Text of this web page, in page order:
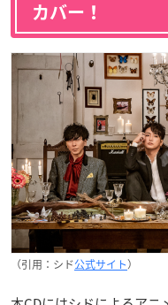
カバー！
（引用：シド公式サイト）